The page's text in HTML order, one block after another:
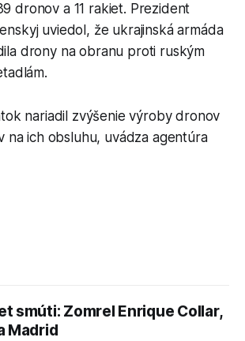
dronov a 11 rakiet. Prezident
uviedol, že ukrajinská armáda
drony na obranu proti ruským
nariadil zvýšenie výroby dronov
na ich obsluhu, uvádza agentúra
smúti: Zomrel Enrique Collar,
Madrid